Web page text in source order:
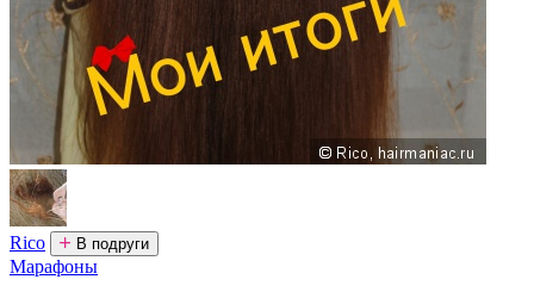
Rico В подруги
Марафоны